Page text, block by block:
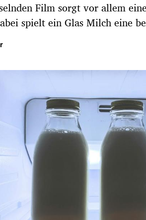
Film sorgt vor allem
spielt ein Glas Milch eine